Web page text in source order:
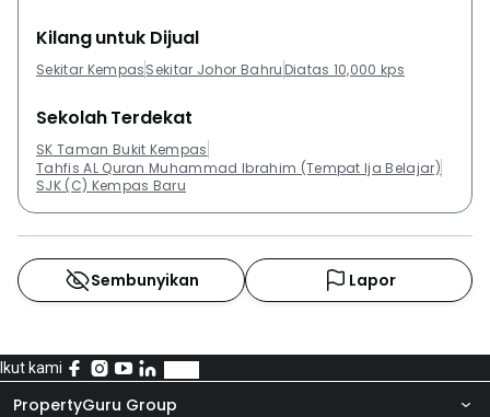
Kilang untuk Dijual
Sekitar KempasSekitar Johor Bahru Diatas 10,000 kps
Sekolah Terdekat
SK Taman Bukit Kempas
Tahfis AL Quran Muhammad Ibrahim (Tempat Ija Belajar)
SJK (C) Kempas Baru
Sembunyikan Lapor
Ikut kami
PropertyGuru Group